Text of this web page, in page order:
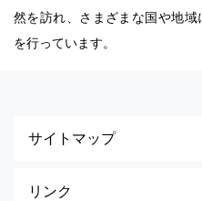
然を訪れ、さまざまな国や地
を行っています。
サイトマップ
リンク